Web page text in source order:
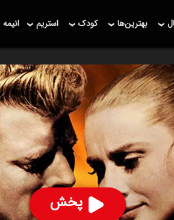
بهترین‌ها کودک استریم انیمه
پخش